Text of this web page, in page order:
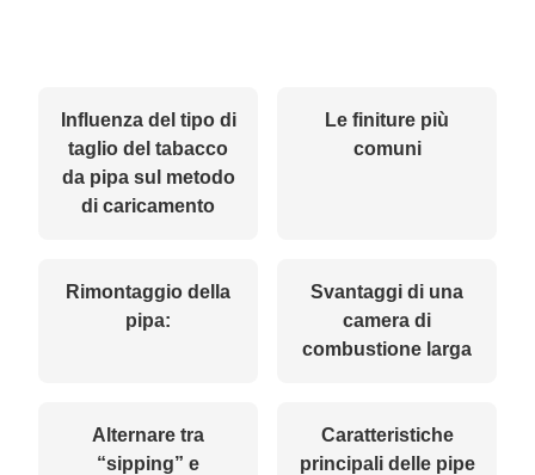
Influenza del tipo di
taglio del tabacco
da pipa sul metodo
di caricamento
Le finiture più
comuni
Rimontaggio della
pipa:
Svantaggi di una
camera di
combustione larga
Alternare tra
“sipping” e
Caratteristiche
principali delle pipe